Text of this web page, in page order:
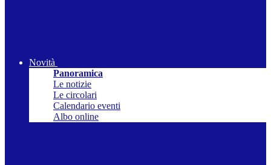
Novità
Panoramica
Le notizie
Le circolari
Calendario eventi
Albo online